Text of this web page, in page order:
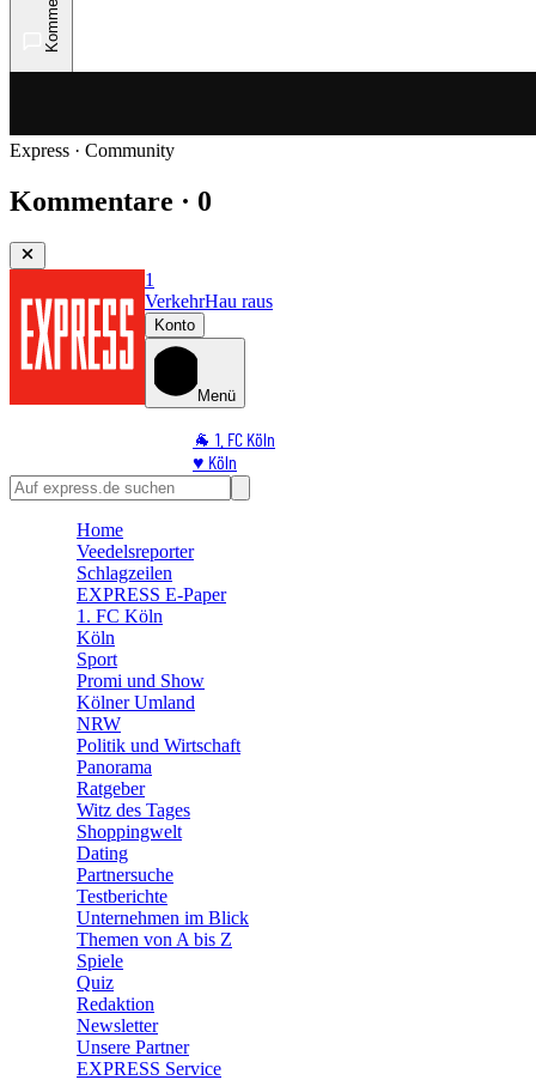
Express · Community
Kommentare · 0
1
VerkehrHau raus
Konto
Menü
🐐 1. FC Köln
♥️ Köln
⭐ Promi
🛒 Shoppingwelt
Home
Veedelsreporter
Schlagzeilen
EXPRESS E-Paper
1. FC Köln
Köln
Sport
Promi und Show
Kölner Umland
NRW
Politik und Wirtschaft
Panorama
Ratgeber
Witz des Tages
Shoppingwelt
Dating
Partnersuche
Testberichte
Unternehmen im Blick
Themen von A bis Z
Spiele
Quiz
Redaktion
Newsletter
Unsere Partner
EXPRESS Service